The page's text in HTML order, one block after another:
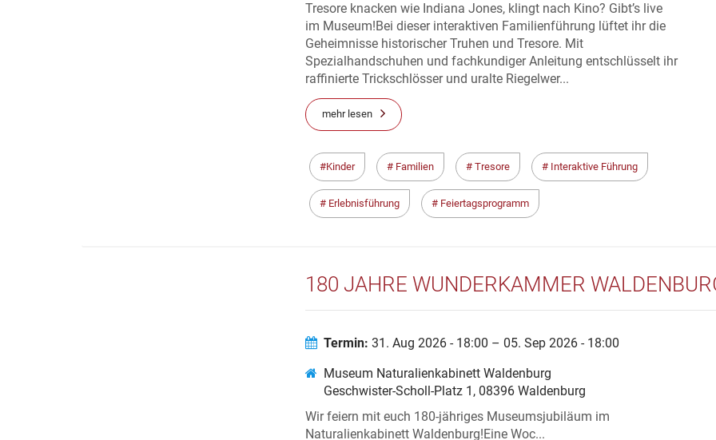
Tresore knacken wie Indiana Jones, klingt nach Kino? Gibt’s live
im Museum!Bei dieser interaktiven Familienführung lüftet ihr die
Geheimnisse historischer Truhen und Tresore. Mit
Spezialhandschuhen und fachkundiger Anleitung entschlüsselt ihr
raffinierte Trickschlösser und uralte Riegelwer...
mehr lesen
Kinder Familien Tresore Interaktive Führung
Erlebnisführung Feiertagsprogramm
180 JAHRE WUNDERKAMMER
Termin: 31. Aug 2026 - 18:00 – 05. Sep 2026 - 18:00
Museum Naturalienkabinett Waldenburg
Geschwister-Scholl-Platz 1, 08396 Waldenburg
Wir feiern mit euch 180-jähriges Museumsjubiläum im
Naturalienkabinett Waldenburg!Eine Woc...